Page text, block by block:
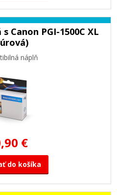
Canon PGI-1500C XL
náplň
€
do košíka